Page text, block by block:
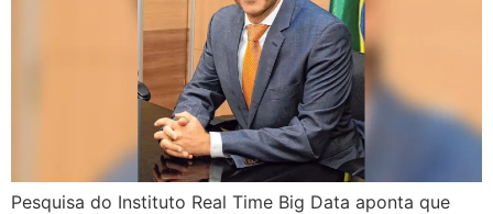
Pesquisa do Instituto Real Time Big Data aponta que